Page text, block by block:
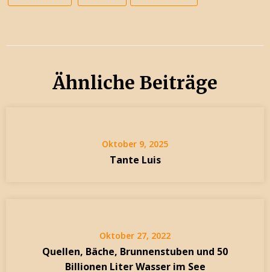
Ähnliche Beiträge
Oktober 9, 2025
Tante Luis
Oktober 27, 2022
Quellen, Bäche, Brunnenstuben und 50
Billionen Liter Wasser im See